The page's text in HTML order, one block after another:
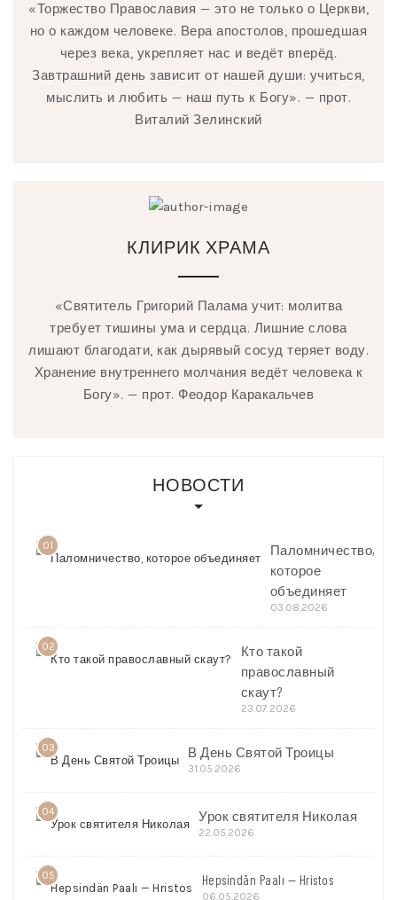
«Торжество Православия — это не только о Церкви,
но о каждом человеке. Вера апостолов, прошедшая
через века, укрепляет нас и ведёт вперёд.
Завтрашний день зависит от нашей души: учиться,
мыслить и любить — наш путь к Богу». — прот.
Виталий Зелинский
КЛИРИК ХРАМА
«Святитель Григорий Палама учит: молитва
требует тишины ума и сердца. Лишние слова
лишают благодати, как дырявый сосуд теряет воду.
Хранение внутреннего молчания ведёт человека к
Богу». — прот. Феодор Каракальчев
НОВОСТИ
01
Паломничество,
которое
объединяет
03.08.2026
02
Кто такой
православный
скаут?
23.07.2026
03 В День Святой Троицы
31.05.2026
04 Урок святителя Николая
22.05.2026
05 Hepsindän Paalı — Hristos
06.05.2026